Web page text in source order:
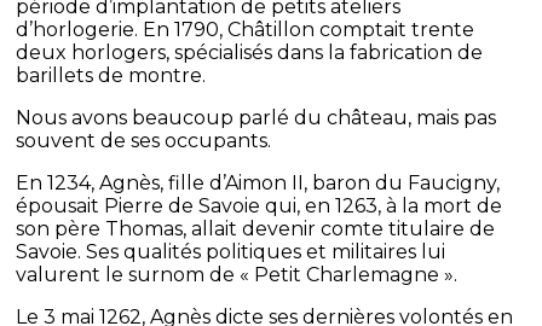
période d’implantation de petits ateliers
d’horlogerie. En 1790, Châtillon comptait trente
deux horlogers, spécialisés dans la fabrication de
barillets de montre.
Nous avons beaucoup parlé du château, mais pas
souvent de ses occupants.
En 1234, Agnès, fille d’Aimon II, baron du Faucigny,
épousait Pierre de Savoie qui, en 1263, à la mort de
son père Thomas, allait devenir comte titulaire de
Savoie. Ses qualités politiques et militaires lui
valurent le surnom de « Petit Charlemagne ».
Le 3 mai 1262, Agnès dicte ses dernières volontés en